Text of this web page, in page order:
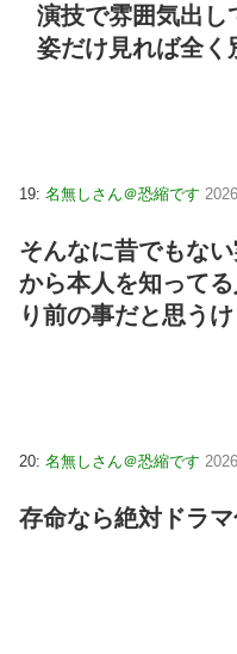
演技で雰囲気出し
姿だけ見れば全く
19: 名無しさん＠恐縮です
そんなに昔でもな
から本人を知って
り前の事だと思う
20: 名無しさん＠恐縮です
存命なら絶対ドラ